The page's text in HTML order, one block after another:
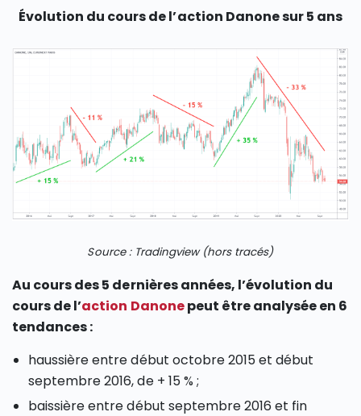
Évolution du cours de l’action Danone sur 5 ans
Source : Tradingview (hors tracés)
Au cours des 5 dernières années, l’évolution du
cours de l’action Danonepeut être analysée en 6
tendances :
haussière entre début octobre 2015 et début
septembre 2016, de + 15 % ;
baissière entre début septembre 2016 et fin